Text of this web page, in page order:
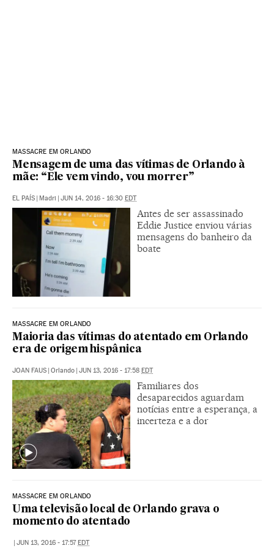
MASSACRE EM ORLANDO
Mensagem de uma das vítimas de Orlando à
mãe: “Ele vem vindo, vou morrer”
EL PAÍS | Madri | JUN 14, 2016 - 16:30 EDT
Antes de ser assassinado
Eddie Justice enviou várias
mensagens do banheiro da
boate
MASSACRE EM ORLANDO
Maioria das vítimas do atentado em Orlando
era de origem hispânica
JOAN FAUS | Orlando | JUN 13, 2016 - 17:58 EDT
Familiares dos
desaparecidos aguardam
notícias entre a esperança, a
incerteza e a dor
MASSACRE EM ORLANDO
Uma televisão local de Orlando grava o
momento do atentado
| JUN 13, 2016 - 17:57EDT